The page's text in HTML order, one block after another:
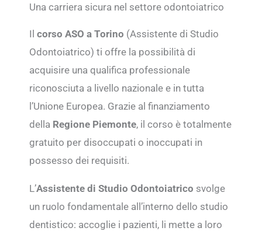
Una carriera sicura nel settore odontoiatrico
Il corso ASO a Torino (Assistente di Studio
Odontoiatrico) ti offre la possibilità di
acquisire una qualifica professionale
riconosciuta a livello nazionale e in tutta
l’Unione Europea. Grazie al finanziamento
della Regione Piemonte, il corso è totalmente
gratuito per disoccupati o inoccupati in
possesso dei requisiti.
L’Assistente di Studio Odontoiatrico svolge
un ruolo fondamentale all’interno dello studio
dentistico: accoglie i pazienti, li mette a loro